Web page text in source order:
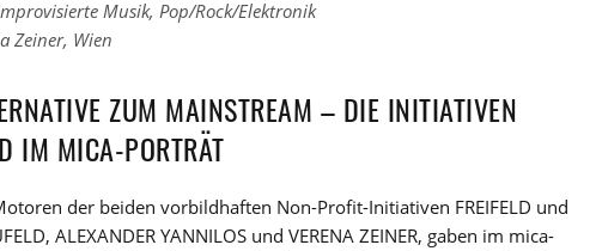
Musik, Pop/Rock/Elektronik
Zeiner, Wien
ZUM MAINSTREAM – DIE INITIATIVEN
IM MICA-PORTRÄT
der beiden vorbildhaften Non-Profit-Initiativen FREIFELD und
ALEXANDER YANNILOS und VERENA ZEINER, gaben im mica-